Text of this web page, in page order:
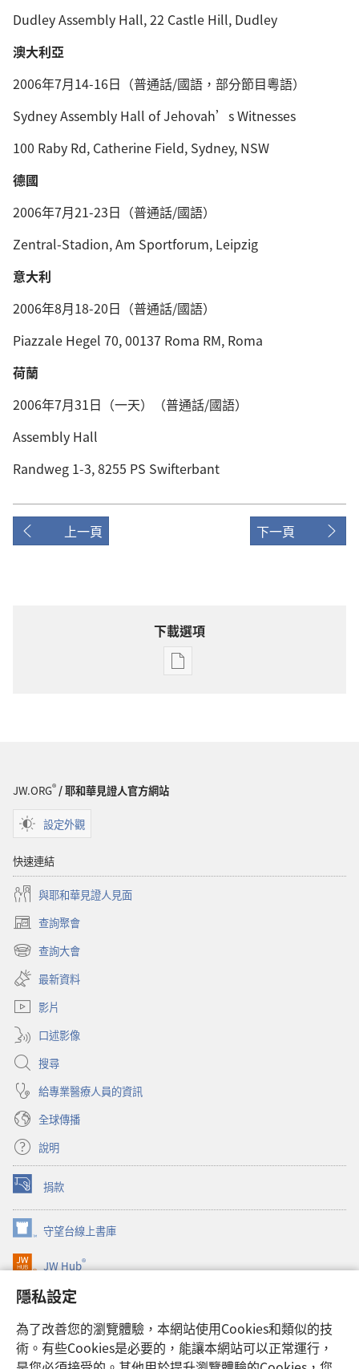
隱私設定
為了改善您的瀏覽體驗，本網站使用Cookies和類似的技
術。有些Cookies是必要的，能讓本網站可以正常運行，
Dudley Assembly Hall, 22 Castle Hill, Dudley
澳大利亞
2006年7月14-16日（普通話/國語，部分節目粵語）
Sydney Assembly Hall of Jehovah’s Witnesses
100 Raby Rd, Catherine Field, Sydney, NSW
德國
2006年7月21-23日（普通話/國語）
Zentral-Stadion, Am Sportforum, Leipzig
意大利
2006年8月18-20日（普通話/國語）
Piazzale Hegel 70, 00137 Roma RM, Roma
荷蘭
2006年7月31日（一天）（普通話/國語）
Assembly Hall
Randweg 1-3, 8255 PS Swifterbant
上一頁 下一頁
下載選項
出
研
JW.ORG®/ 耶和華見證人官方網站
設定外觀
快速連結
與耶和華見證人見面
查詢聚會
（開
啟
新
視
窗）
查詢大會
（開
啟
新
視
最新資料
影片
口述影像
搜尋
給專業醫療人員的資訊
全球傳播
說明
捐款
（開
啟
新
視
窗）
守望台線上書庫
（開
啟
新
窗）
JW Hub®
（開
啟
新
窗）
JW Library®
Watchtower Library